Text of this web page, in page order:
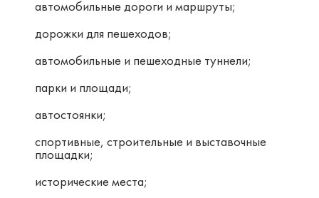
автомобильные дороги и маршруты;
дорожки для пешеходов;
автомобильные и пешеходные туннели;
парки и площади;
автостоянки;
спортивные, строительные и выставочные
площадки;
исторические места;